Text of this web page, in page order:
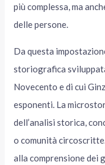
più complessa, ma
delle persone.
Da questa
storiografica
Novecento e di cui
esponenti. La
dell’analisi storica,
o comunità
alla comprensione dei